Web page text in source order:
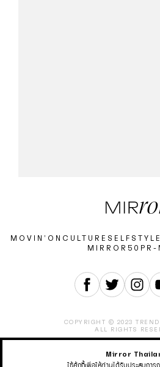
MOVIN’ON CULTURE SELF STYLE
MIRROR50 PR-
COPYRIGHT © 2023 TREND
ALL RIGHTS
CAREER
PRIVACY
Mirror
ใช้คุ้กกี้เพื่อให้ท่านได้รับประสบกา